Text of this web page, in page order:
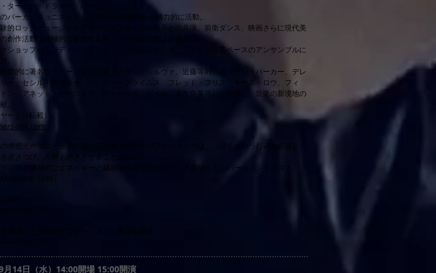
・ターナー：ドラマー、パーカッショニスト。
のパーカッショニストとして1970年代初期から精力的に活動。
的ロックミュージシャンやフリースタイルの歌手との共演、前衛ダンス、映画さらに現代美
創作活動に積極的に参加する等、その音楽活動は目覚ましい。
ショップやインディペンデント・レーベル設立、そしてジャズ音楽ベースのアンサンブルに
。
際的に著名なミュージシャン達（アラン・シルヴァ、近藤等則、エヴァン・パーカー、デレ
ー、セシル・テイラー、ヘンリー・グライムス、フレッド・フリス、キース・ロウ、フィ
ン、アネット・ピーコック、チャールズ・ゲイル、大友良英等）と共演し、音楽の新境地の
。
ーより転載）
site.com
奇想天外でユーモアに溢れる想像力豊かなパフォーマンスは、（聴くという行為を超越し）
惹きつけ、片時も飽きさせることはない。
ランスで爆発的なエネルギーと繊細さを持ち合わせている素晴らしいパーカッショニスト。
1986）
月14日（水）14:00開場 15:00開演